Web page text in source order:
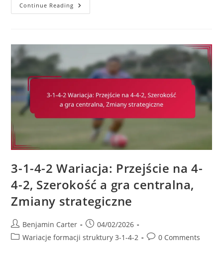
Continue Reading Sprzątacz
W
Osłanianie
Czytanie
Gry,
Przywództwo
3-1-4-2 Wariacja: Przejście na 4-
4-2, Szerokość a gra centralna,
Zmiany strategiczne
Post
author:
Benjamin Carter
Post
published:
04/02/2026
PostWariacje formacji struktury 3-1-4-2
Post0 Comments